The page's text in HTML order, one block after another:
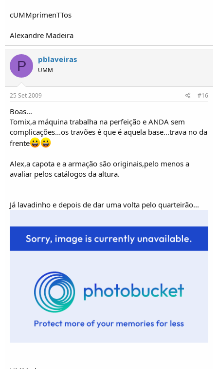
cUMMprimenTTos
Alexandre Madeira
P pblaveiras
UMM
25 Set 2009 #16
Boas...
Tomix,a máquina trabalha na perfeição e ANDA sem
complicações...os travões é que é aquela base...trava no da
frente
Alex,a capota e a armação são originais,pelo menos a
avaliar pelos catálogos da altura.
Já lavadinho e depois de dar uma volta pelo quarteirão...